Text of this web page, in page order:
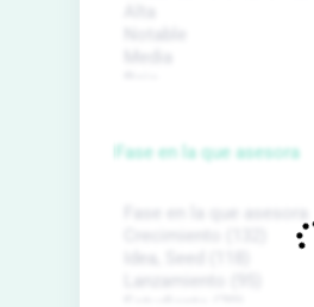
Fase en la que asesora